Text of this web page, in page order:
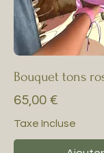
Bouquet tons
Prix
65,00 €
Taxe Incluse